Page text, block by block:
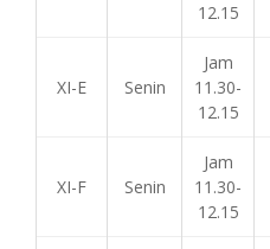
12.15
XI-E Senin
Jam
11.30-
12.15
XI-F Senin
Jam
11.30-
12.15